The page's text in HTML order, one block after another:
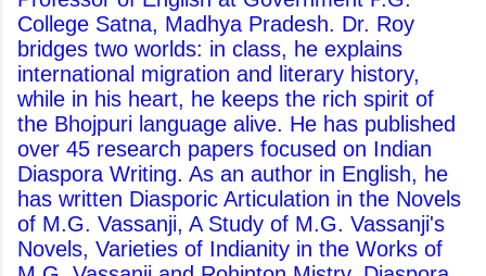
College Satna, Madhya Pradesh. Dr. Roy
bridges two worlds: in class, he explains
international migration and literary history,
while in his heart, he keeps the rich spirit of
the Bhojpuri language alive. He has published
over 45 research papers focused on Indian
Diaspora Writing. As an author in English, he
has written Diasporic Articulation in the Novels
of M.G. Vassanji, A Study of M.G. Vassanji's
Novels, Varieties of Indianity in the Works of